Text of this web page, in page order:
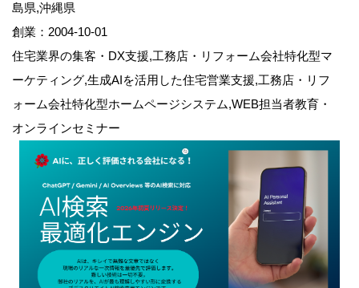
島県,沖縄県
創業：2004-10-01
住宅業界の集客・DX支援,工務店・リフォーム会社特化型マ
ーケティング,生成AIを活用した住宅営業支援,工務店・リフ
ォーム会社特化型ホームページシステム,WEB担当者教育・
オンラインセミナー